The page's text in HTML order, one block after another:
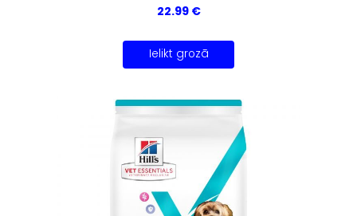
22.99 €
Ielikt grozā